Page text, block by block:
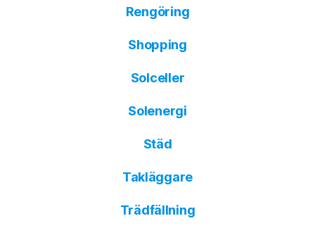
Rengöring
Shopping
Solceller
Solenergi
Städ
Takläggare
Trädfällning